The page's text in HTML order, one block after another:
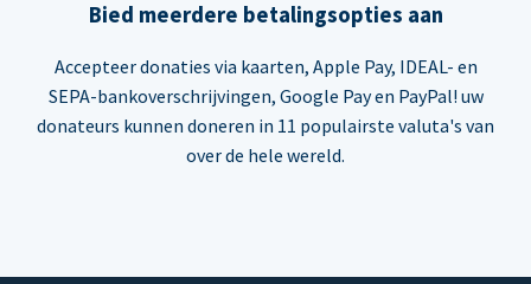
Bied meerdere betalingsopties aan
Accepteer donaties via kaarten, Apple Pay, IDEAL- en
SEPA-bankoverschrijvingen, Google Pay en PayPal! uw
donateurs kunnen doneren in 11 populairste valuta's van
over de hele wereld.